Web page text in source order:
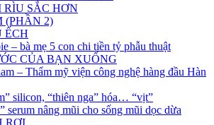
SẮC HƠN
(PHẦN 2)
ẾCH
– bà mẹ 5 con chi tiền tỷ phẫu thuật
CỦA BẠN XUỐNG
– Thẩm mỹ viện công nghệ hàng đầu Hàn
silicon, “thiên nga” hóa… “vịt”
serum nâng mũi cho sống mũi dọc dừa
RƠI